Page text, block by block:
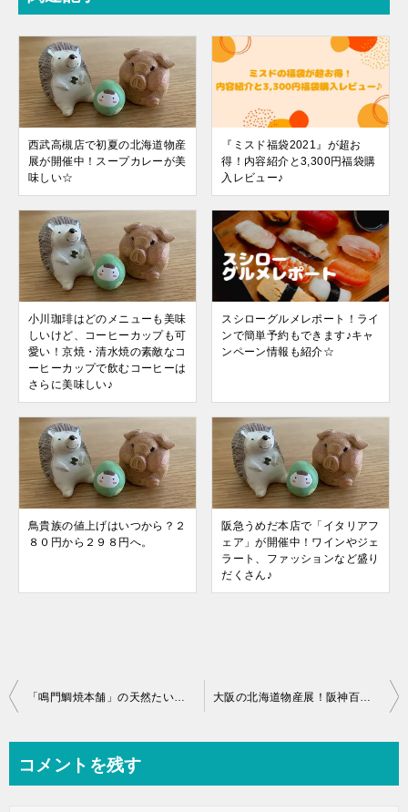
西武高槻店で初夏の北海道物産
展が開催中！スープカレーが美
味しい☆
『ミスド福袋2021』が超お
得！内容紹介と3,300円福袋購
入レビュー♪
小川珈琲はどのメニューも美味
しいけど、コーヒーカップも可
愛い！京焼・清水焼の素敵なコ
ーヒーカップで飲むコーヒーは
さらに美味しい♪
スシローグルメレポート！ライ
ンで簡単予約もできます♪キャ
ンペーン情報も紹介☆
鳥貴族の値上げはいつから？２
８０円から２９８円へ。
阪急うめだ本店で「イタリアフ
ェア」が開催中！ワインやジェ
ラート、ファッションなど盛り
だくさん♪
投
ビ
「鳴門鯛焼本舗」の天然たい焼きが美味しい！鳴門金時いものたい焼きを食べました☆ 大阪の北海道物産展！阪神百貨店で「北海道市場」が開催中☆
コメントを残す